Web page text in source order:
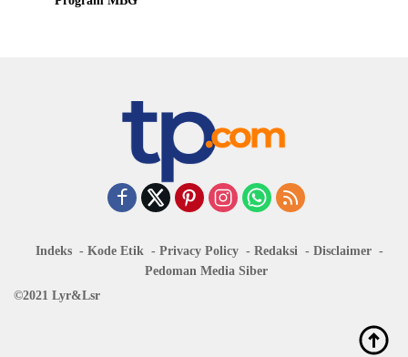
Indeks Kode Etik Privacy Policy Redaksi
Disclaimer
Pedoman Media Siber
©2021 Lyr&Lsr